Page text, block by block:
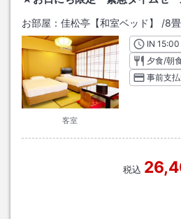
お部屋： 佳松亭【和室ベッド】 /8畳
客室
INチェ
15:00
夕食/朝
事前支
税込